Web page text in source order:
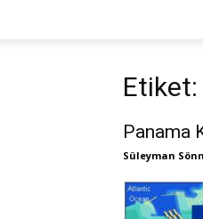
Etiket:
Panama
Süleyman